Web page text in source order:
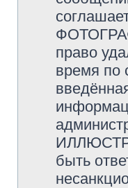
право
время по
быть